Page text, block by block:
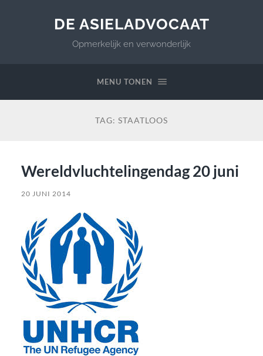
DE ASIELADVOCAAT
Opmerkelijk en verwonderlijk
MENU TONEN
TAG: STAATLOOS
Wereldvluchtelingendag 20 juni
20 JUNI 2014